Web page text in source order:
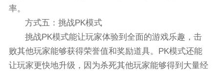
率。
方式五：挑战PK模式
挑战PK模式能让玩家体验到全面的游戏乐趣，击
败其他玩家能够获得荣誉值和奖励道具。PK模式还能
让玩家更快地升级，因为杀死其他玩家能够得到大量经